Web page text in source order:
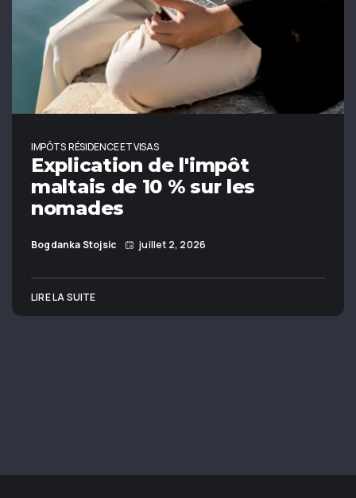
IMPÔTS RÉSIDENCE ET VISAS
Explication de l'impôt
maltais de 10 % sur les
nomades
Bogdanka Stojsic juillet 2, 2026
LIRE LA SUITE